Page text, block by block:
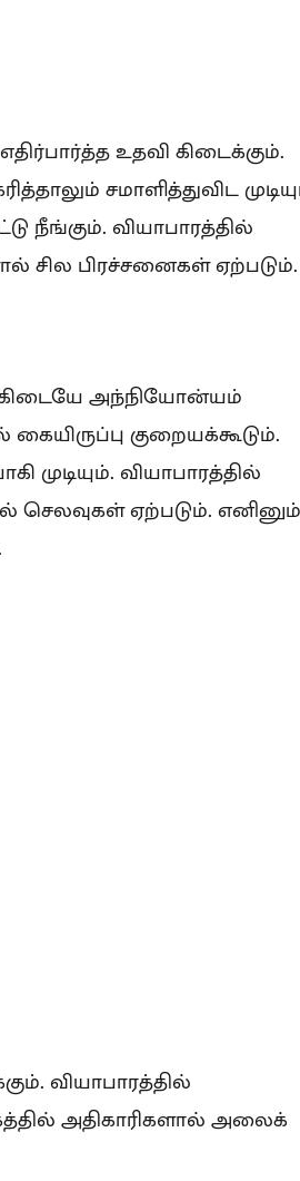
உதவி கிடைக்கும்.
சமாளித்துவிட
நீங்கும். வியாபாரத்தில்
சில பிரச்சனைகள் ஏற்படும்.
அந்நியோன்யம்
குறையக்கூடும்.
முடியும். வியாபாரத்தில்
செலவுகள் ஏற்படும்.
வியாபாரத்தில்
அதிகாரிகளால் அலைக்